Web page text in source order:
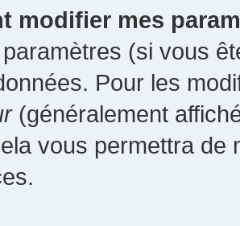
modifier mes
(si vous
Pour les
(généralement
vous permettra de